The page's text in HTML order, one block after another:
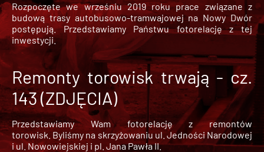
Rozpoczęte we wrześniu 2019 roku prace związane z
budową trasy autobusowo-tramwajowej na Nowy Dwór
postępują. Przedstawiamy Państwu fotorelację z tej
inwestycji.
Remonty torowisk trwają - cz.
143 (ZDJĘCIA)
Przedstawiamy Wam fotorelację z remontów
torowisk. Byliśmy na skrzyżowaniu ul. Jedności Narodowej
i ul. Nowowiejskiej i pl. Jana Pawła II.